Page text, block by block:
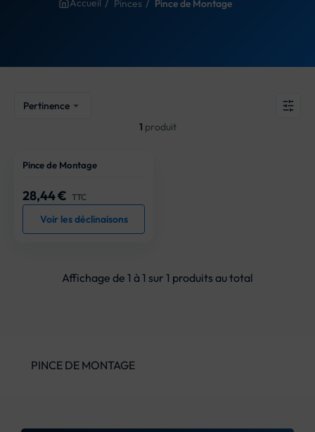
Pinces Pince de Montage
1 produit
Pertinence 
Pince de Montage
Prix
28,44 € TTC
Voir les déclinaisons
Affichage de 1 à 1 sur 1 produits au total
PINCE DE MONTAGE